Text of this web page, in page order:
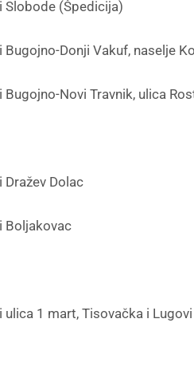
(Špedicija)
Donji Vakuf, naselje
Novi Travnik, ulica
Dolac
Boljakovac
1 mart, Tisovačka i Lugovi